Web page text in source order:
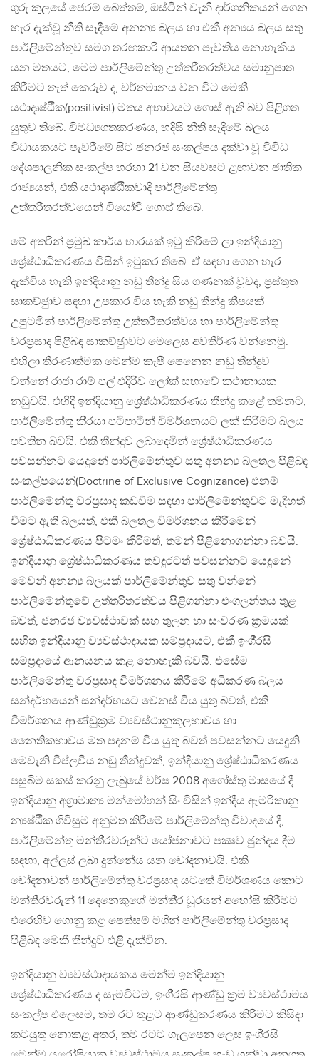
ගුරු කුලයේ ජෙරම් බෙත්තම්, ඔස්ටින් වැනි දාර්ශනිකයන් ගෙන
හැර දැක්වූ නීති සෑදීමේ අනන්‍ය බලය හා එකී අන්‍යය බලය සතු
පාර්ලිමේන්තුව සමග තරඟකාරී ආයතන පැවතිය නොහැකිය
යන මතයට, මෙම පාර්ලිමේන්තු උත්තරීතරත්වය සමානුපාත
කිරීමට තැත් කෙරුව ද, වර්තමානය වන විට මෙකී
යථාදෘෂ්ඨික(positivist) මතය අභාවයට ගොස් ඇති බව පිළිගත
යුතුව තිබේ. විමධ්‍යගතකරණය, හදිසි නීති සෑදීමේ බලය
විධායකයට පැවරීමේ සිට ජනරජ සංකල්පය දක්වා වූ විවිධ
දේශපාලනික සංකල්ප හරහා 21 වන සියවසට ළඟාවන ජාතික
රාජ්‍යයන්, එකී යථාදෘෂ්ඨිකවාදී පාර්ලිමේන්තු
උත්තරීතරත්වයෙන් වියෝවී ගොස් තිබේ.
මේ අතරින් ප‍්‍රමුඛ කාර්ය භාරයක් ඉටු කිරීමේ ලා ඉන්දියානු
ශ්‍රේෂ්ඨාධිකරණය විසින් ඉටුකර තිබේ. ඒ සඳහා ගෙන හැර
දැක්විය හැකි ඉන්දියානු නඩු තීන්දු සිය ගණනක් වූවද, ප‍්‍රස්තුත
සාකච්ඡුාව සඳහා උපකාර විය හැකි නඩු තීන්දු කීපයක්
උපුටමින් පාර්ලිමේන්තු උත්තරීතරත්වය හා පාර්ලිමේන්තු
වරප‍්‍රසාද පිළිබඳ සාකච්ඡුාවට මෙලෙස අවතීර්ණ වන්නෙමු.
එහිලා තීරණාත්මක මෙන්ම කැපී පෙනෙන නඩු තීන්දුව
වන්නේ රාජා රාම් පල් එදිරිව ලෝක් සභාවේ කථානායක
නඩුවයි. එහිදී ඉන්දියානු ශ්‍රේෂ්ඨාධිකරණය තීන්දු කළේ තමනට,
පාර්ලිමේන්තු කි‍්‍රයා පටිපාටීන් විමර්ශනයට ලක් කිරීමට බලය
පවතින බවයි. එකී තීන්දුව ලබාදෙමින් ශ්‍රේෂ්ඨාධිකරණය
පවසන්නට යෙදුනේ පාර්ලිමේන්තුව සතු අනන්‍ය බලතල පිළිබඳ
සංකල්පයෙන්(Doctrine of Exclusive Cognizance) එනම්
පාර්ලිමේන්තු වරප‍්‍රසාද කඩවීම සඳහා පාර්ලිමේන්තුවට මැදිහත්
වීමට ඇති බලයත්, එකී බලතල විමර්ශනය කිරීමෙන්
ශ්‍රේෂ්ඨාධිකරණය පිටමං කිරීමත්, තමන් පිළිනොගන්නා බවයි.
ඉන්දියානු ශ්‍රේෂ්ඨාධිකරණය තවදුරටත් පවසන්නට යෙදුනේ
මෙවන් අනන්‍ය බලයක් පාර්ලිමේන්තුව සතු වන්නේ
පාර්ලිමේන්තුවේ උත්තරීතරත්වය පිළිගන්නා එංගලන්තය තුළ
බවත්, ජනරජ ව්‍යවස්ථාවක් සහ තුලන හා සංවරණ ක‍්‍රමයක්
සහිත ඉන්දියානු ව්‍යවස්ථාදායක සම්ප‍්‍රදායට, එකී ඉංගී‍්‍රසි
සම්ප‍්‍රදායේ ආනයනය කළ නොහැකි බවයි. එසේම
පාර්ලිමේන්තු වරප‍්‍රසාද විමර්ශනය කිරීමේ අධිකරණ බලය
සන්දර්භයෙන් සන්දර්භයට වෙනස් විය යුතු බවත්, එකී
විමර්ශනය ආණ්ඩුක‍්‍රම ව්‍යවස්ථානුකූලභාවය හා
නෛතිකභාවය මත පදනම් විය යුතු බවත් පවසන්නට යෙදුනි.
මෙවැනි විප්ලවීය නඩු තීන්දුවක්, ඉන්දියානු ශ්‍රේෂ්ඨාධිකරණය
පසුබිම සකස් කරනු ලැබුයේ වර්ෂ 2008 අගෝස්තු මාසයේ දී
ඉන්දියානු අග‍්‍රාමාත්‍ය මන්මෝහන් සිං විසින් ඉන්දීය ඇමරිකානු
න්‍යෂ්ඨික ගිවිසුම අනුමත කිරීමේ පාර්ලිමේන්තු විවාදයේ දී,
පාර්ලිමේන්තු මන්තී‍්‍රවරුන්ට යෝජනාවට පක්‍ෂව ඡුන්දය දීම
සඳහා, අල්ලස් ලබා දුන්නේය යන චෝදනාවයි. එකී
චෝදනාවන් පාර්ලිමේන්තු වරප‍්‍රසාද යටතේ විමර්ශණය කොට
මන්තී‍්‍රවරුන් 11 දෙනෙකුගේ මන්තී‍්‍ර ධූරයන් අහෝසි කිරීමට
එරෙහිව ගොනු කළ පෙත්සම් මගින් පාර්ලිමේන්තු වරප‍්‍රසාද
පිළිබඳ මෙකී තීන්දුව එළි දැක්වින.
ඉන්දියානු ව්‍යවස්ථාදායකය මෙන්ම ඉන්දියානු
ශ්‍රේෂ්ඨාධිකරණය ද සැමවිටම, ඉංගී‍්‍රසි ආණ්ඩු ක‍්‍රම ව්‍යවස්ථාමය
සංකල්ප එලෙසම, තම රට තුළට ආණ්ඩුකරණය කිරීමට කිසිදා
කටයුතු නොකළ අතර, තම රටට ගැලපෙන ලෙස ඉංගී‍්‍රසි